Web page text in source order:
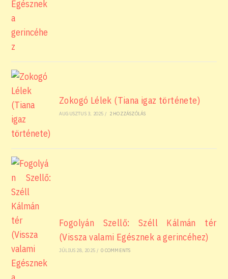
Zokogó Lélek (Tiana igaz története)
AUGUSZTUS 3, 2025 / 2 HOZZÁSZÓLÁS
Fogolyán Szellő: Széll Kálmán tér
(Vissza valami Egésznek a gerincéhez)
JÚLIUS 28, 2025 / 0 COMMENTS